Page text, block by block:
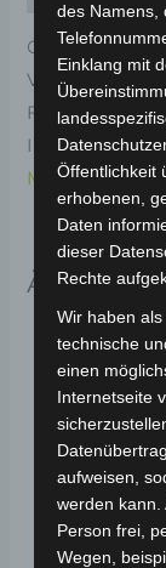
Original-
Vordergabel
Funktionalität
Informationen
Motor Elektro-
Ähnliche
des Namens,
Einklang mit
Öffentlichkeit
erhobenen,
Daten
dieser
Rechte
Wir haben
technische
einen
Internetseite
aufweisen,
werden kann.
Person frei,
Wegen,